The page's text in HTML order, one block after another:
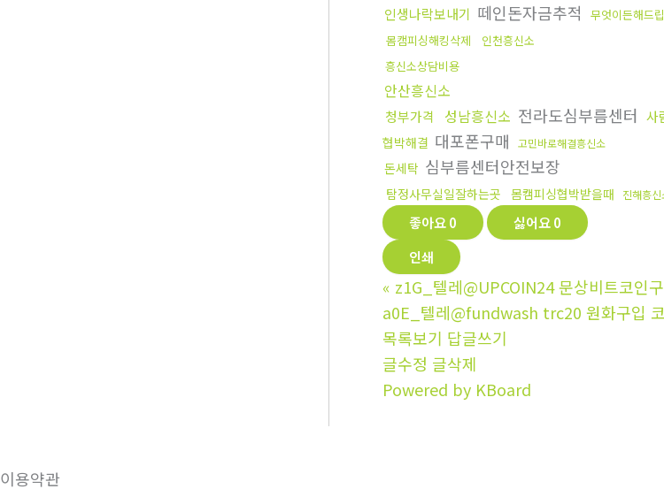
인생나락보내기 떼인돈자금추적
무엇이든해드
몸캠피싱해킹삭제
인천흥신소
흥신소상담비용
안산흥신소
청부가격 성남흥신소 전라도심부름센터 사
협박해결 대포폰구매 고민바로해결흥신소
돈세탁 심부름센터안전보장
탐정사무실일잘하는곳 몸캠피싱협박받을때 진해흥신
좋아요0 싫어요0
인쇄
« z1G_텔레@UPCOIN24 문상비트코인
a0E_텔레@fundwash trc20 원화구입
목록보기 답글쓰기
글수정 글삭제
Powered by KBoard
이용약관